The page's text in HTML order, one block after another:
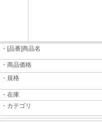
・[品番]商品名
・商品価格
・規格
・在庫
・カテゴリ